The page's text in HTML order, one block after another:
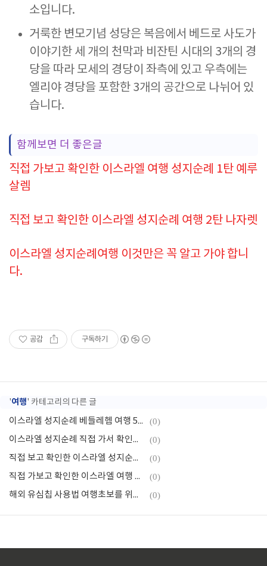
소입니다.
거룩한 변모기념 성당은 복음에서 베드로 사도가
이야기한 세 개의 천막과 비잔틴 시대의 3개의 경
당을 따라 모세의 경당이 좌측에 있고 우측에는
엘리야 경당을 포함한 3개의 공간으로 나뉘어 있
습니다.
함께보면 더 좋은글
직접 가보고 확인한 이스라엘 여행 성지순례 1탄 예루
살렘
직접 보고 확인한 이스라엘 성지순례 여행 2탄 나자렛
이스라엘 성지순례여행 이것만은 꼭 알고 가야 합니
다.
공감 구독하기
'여행' 카테고리의 다른 글
이스라엘 성지순례 베들레헴 여행 5탄 직접 가본 예수님 탄생지 (0)
이스라엘 성지순례 직접 가서 확인한 여행 4탄 요르단강 및 사해 (0)
직접 보고 확인한 이스라엘 성지순례 여행 2탄 나자렛 (0)
직접 가보고 확인한 이스라엘 여행 성지순례 1탄 예루살렘 (0)
해외 유심칩 사용법 여행초보를 위한 3분정리 (0)